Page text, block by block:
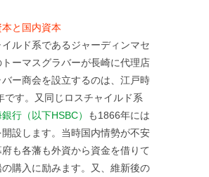
本と国内資本
ルド系であるジャーディンマセ
トーマスグラバーが長崎に代理店
バー商会を設立するのは、江戸時
です。又同じロスチャイルド系
行（以下HSBC）
も1866年には
設します。当時国内情勢が不安
も各藩も外資から資金を借りて
購入に励みます。又、維新後の